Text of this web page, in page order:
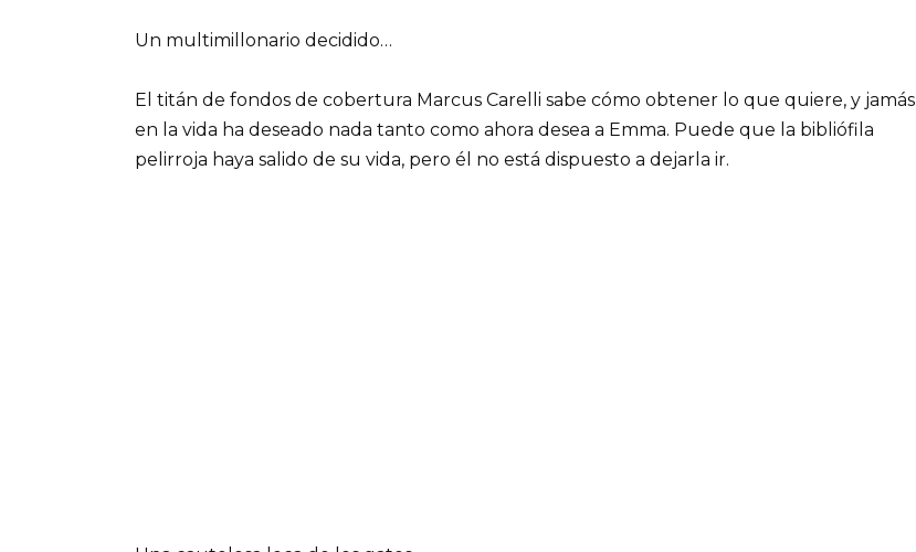
Un multimillonario decidido…
El titán de fondos de cobertura Marcus Carelli sabe cómo obtener lo que quiere, y jamás
en la vida ha deseado nada tanto como ahora desea a Emma. Puede que la bibliófila
pelirroja haya salido de su vida, pero él no está dispuesto a dejarla ir.